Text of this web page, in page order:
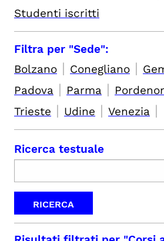
Studenti iscritti
Filtra per "Sede":
Bolzano | Conegliano |
Padova | Parma |
Trieste | Udine | Venezia |
Ricerca testuale